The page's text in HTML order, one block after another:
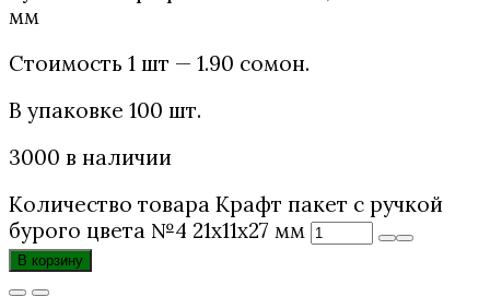
мм
Стоимость 1 шт — 1.90 сомонӣ.
В упаковке 100 шт.
3000 в наличии
Количество товара Крафт пакет с ручкой
бурого цвета №4 21х11х27 мм
В корзину